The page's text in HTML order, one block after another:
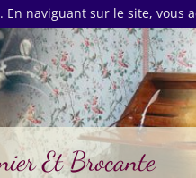
En naviguant sur le site,
Et Brocante